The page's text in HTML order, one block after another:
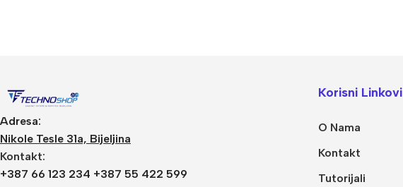
DVR snimači
Pokretne Kamere
Adresa:
Nikole Tesle 31a, Bijeljina
Kontakt:
+387 66 123 234 +387 55 422 599
Korisni Linkovi
O Nama
Kontakt
Tutorijali